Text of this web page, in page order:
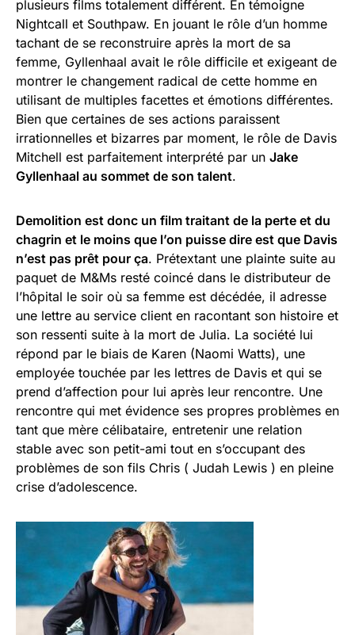
plusieurs films totalement différent. En témoigne
Nightcall et Southpaw. En jouant le rôle d’un homme
tachant de se reconstruire après la mort de sa
femme, Gyllenhaal avait le rôle difficile et exigeant de
montrer le changement radical de cette homme en
utilisant de multiples facettes et émotions différentes.
Bien que certaines de ses actions paraissent
irrationnelles et bizarres par moment, le rôle de Davis
Mitchell est parfaitement interprété par un Jake
Gyllenhaal au sommet de son talent.
Demolition est donc un film traitant de la perte et du
chagrin et le moins que l’on puisse dire est que Davis
n’est pas prêt pour ça. Prétextant une plainte suite au
paquet de M&Ms resté coincé dans le distributeur de
l’hôpital le soir où sa femme est décédée, il adresse
une lettre au service client en racontant son histoire et
son ressenti suite à la mort de Julia. La société lui
répond par le biais de Karen (Naomi Watts), une
employée touchée par les lettres de Davis et qui se
prend d’affection pour lui après leur rencontre. Une
rencontre qui met évidence ses propres problèmes en
tant que mère célibataire, entretenir une relation
stable avec son petit-ami tout en s’occupant des
problèmes de son fils Chris ( Judah Lewis ) en pleine
crise d’adolescence.